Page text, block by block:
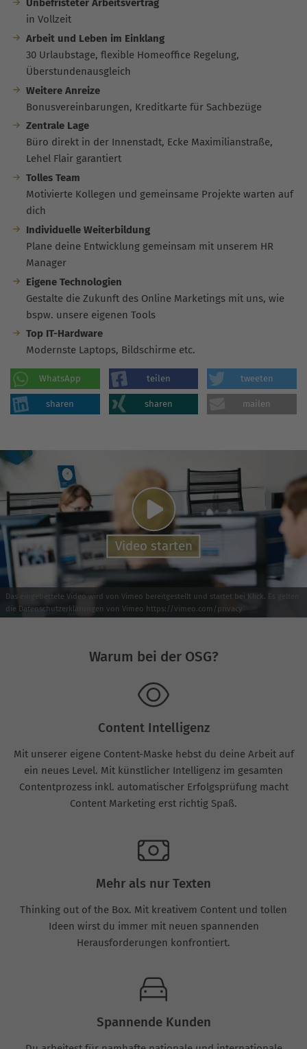
Unbefristeter Arbeitsvertrag
in Vollzeit
Arbeit und Leben im Einklang
30 Urlaubstage, flexible Homeoffice Regelung,
Überstundenausgleich
Weitere Anreize
Bonusvereinbarungen, Kreditkarte für Sachbezüge
Zentrale Lage
Büro direkt in der Innenstadt, Ecke Maximilianstraße,
Lehel Flair garantiert
Tolles Team
Motivierte Kollegen und gemeinsame Projekte warten auf
dich
Individuelle Weiterbildung
Plane deine Entwicklung gemeinsam mit unserem HR
Manager
Eigene Technologien
Gestalte die Zukunft des Online Marketings mit uns, wie
bspw. unsere eigenen Tools
Top IT-Hardware
Modernste Laptops, Bildschirme etc.
WhatsApp teilen tweeten
sharen sharen mailen
Das eingebettete Video wird von Vimeo bereitgestellt und startet bei Klick. Es gelten
die Datenschutzerklärungen von Vimeo https://vimeo.com/privacy
Video starten
Warum bei der OSG?
Content Intelligenz
Mit unserer eigene Content-Maske hebst du deine Arbeit auf
ein neues Level. Mit künstlicher Intelligenz im gesamten
Contentprozess inkl. automatischer Erfolgsprüfung macht
Content Marketing erst richtig Spaß.
Mehr als nur Texten
Thinking out of the Box. Mit kreativem Content und tollen
Ideen wirst du immer mit neuen spannenden
Herausforderungen konfrontiert.
Spannende Kunden